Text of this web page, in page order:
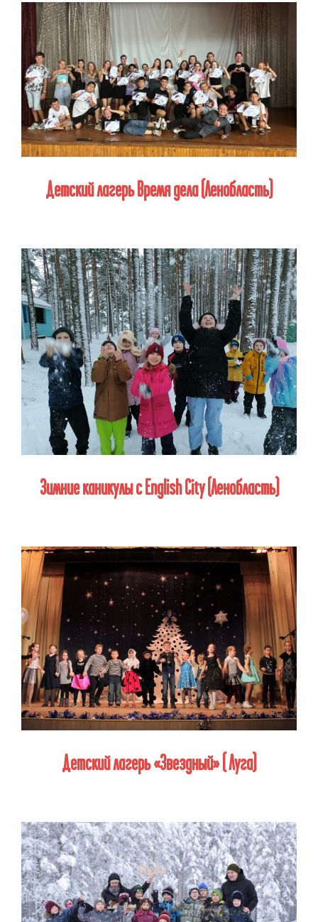
Детский лагерь Время дела (Ленобласть)
Зимние каникулы с EnglishCity(Ленобласть)
Детский лагерь «Звездный» ( Луга)